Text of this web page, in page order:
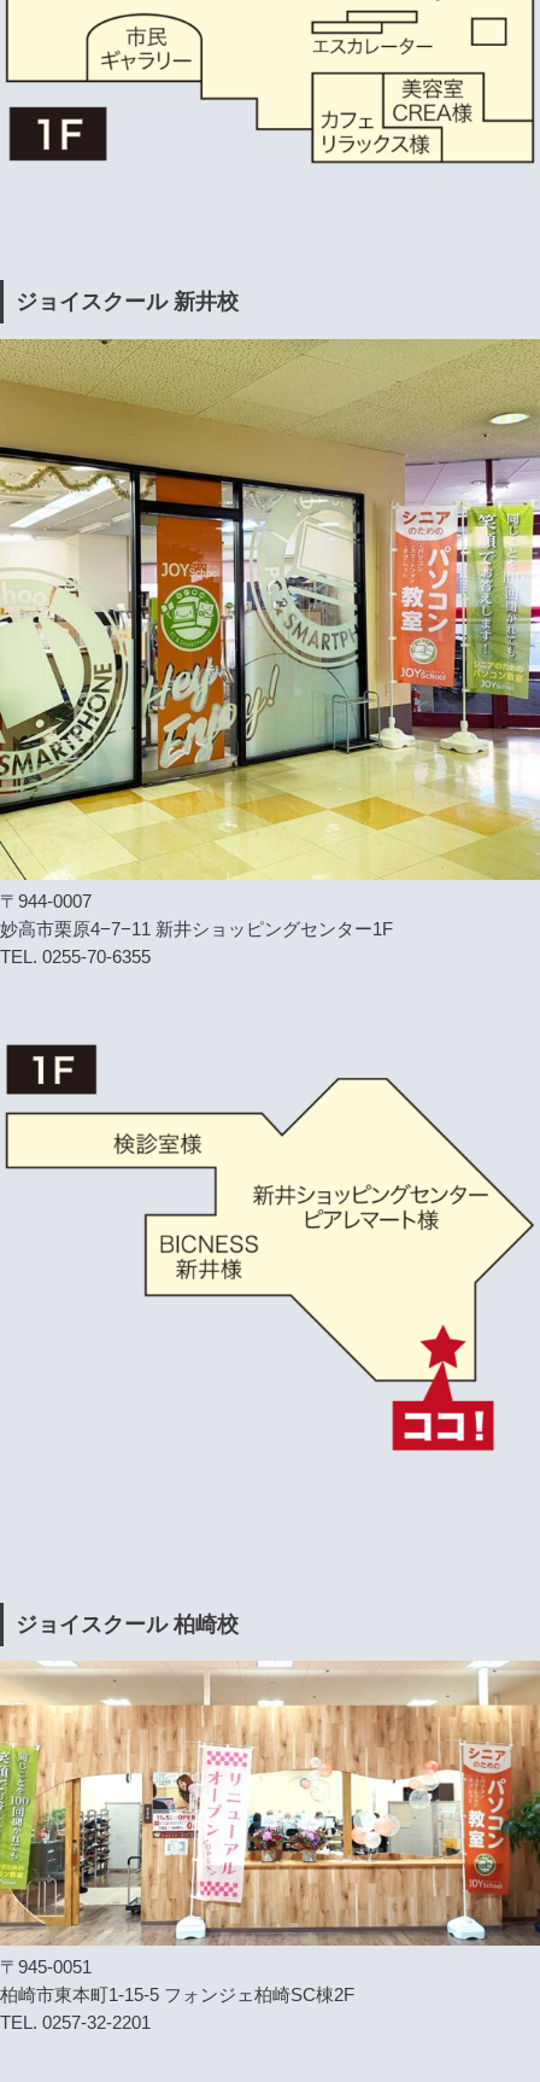
ジョイスクール 新井校
〒944-0007
妙高市栗原4−7−11 新井ショッピングセンター1F
TEL. 0255-70-6355
ジョイスクール 柏崎校
〒945-0051
柏崎市東本町1-15-5 フォンジェ柏崎SC棟2F
TEL. 0257-32-2201